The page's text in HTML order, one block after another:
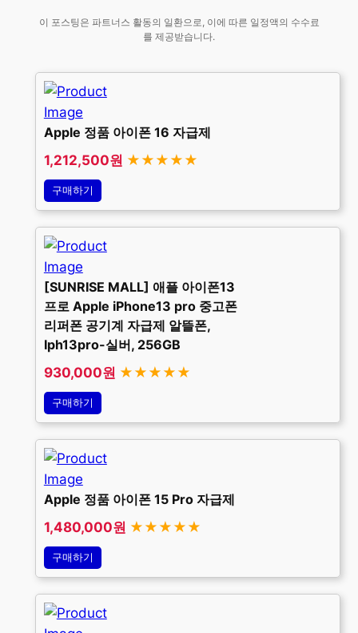
이 포스팅은 파트너스 활동의 일환으로, 이에 따른 일정액의 수수료
를 제공받습니다.
Apple 정품 아이폰 16 자급제
1,212,500원 ★★★★★
구매하기
[SUNRISE MALL] 애플 아이폰13
프로 Apple iPhone13 pro 중고폰
리퍼폰 공기계 자급제 알뜰폰,
Iph13pro-실버, 256GB
930,000원 ★★★★★
구매하기
Apple 정품 아이폰 15 Pro 자급제
1,480,000원 ★★★★★
구매하기